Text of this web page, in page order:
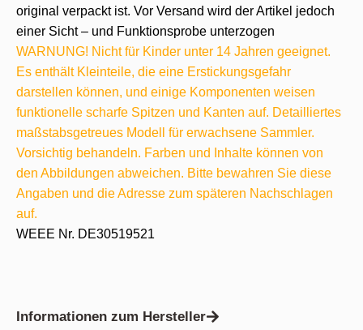
original verpackt ist. Vor Versand wird der Artikel jedoch
einer Sicht – und Funktionsprobe unterzogen
WARNUNG! Nicht für Kinder unter 14 Jahren geeignet.
Es enthält Kleinteile, die eine Erstickungsgefahr
darstellen können, und einige Komponenten weisen
funktionelle scharfe Spitzen und Kanten auf. Detailliertes
maßstabsgetreues Modell für erwachsene Sammler.
Vorsichtig behandeln. Farben und Inhalte können von
den Abbildungen abweichen. Bitte bewahren Sie diese
Angaben und die Adresse zum späteren Nachschlagen
auf.
WEEE Nr. DE30519521
Informationen zum Hersteller